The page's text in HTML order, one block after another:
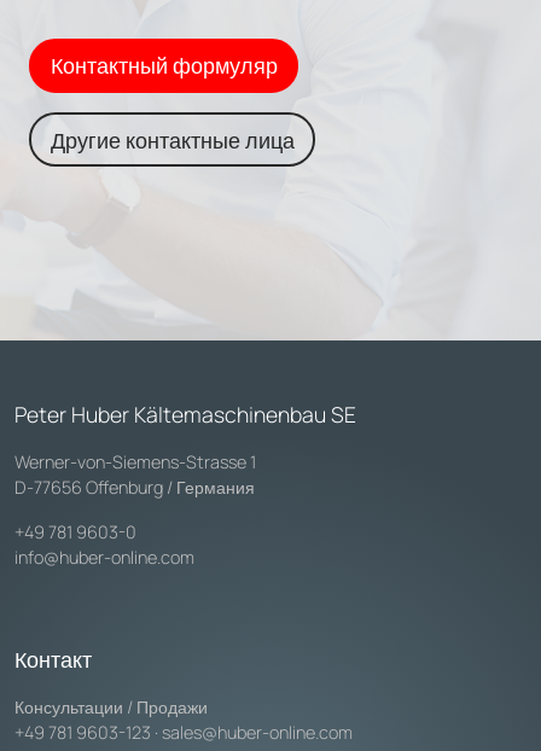
Контактный формуляр
Другие контактные лица
Peter Huber Kältemaschinenbau SE
Werner-von-Siemens-Strasse 1
D-77656 Offenburg / Германия
+49 781 9603-0
info@huber-online.com
Контакт
Консультации / Продажи
+49 781 9603-123 · sales@huber-online.com